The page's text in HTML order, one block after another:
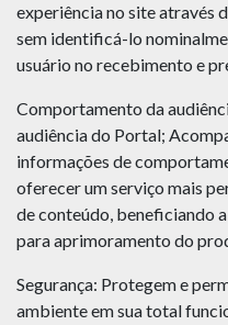
experiência no site através
sem identificá-lo
usuário no recebimento e
Comportamento da
audiência do Portal;
informações de
oferecer um serviço mais
de conteúdo, beneficiando
para aprimoramento do
Segurança: Protegem e
ambiente em sua total